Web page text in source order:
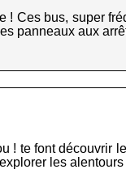
Ces bus, super
panneaux aux
! te font découvrir
les alentours